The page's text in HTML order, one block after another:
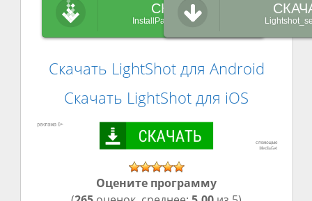
СКАЧАТЬ
InstallPack_Lightshot.exe
Скачать LightShot для Android
Скачать LightShot для iOS
Оцените программу